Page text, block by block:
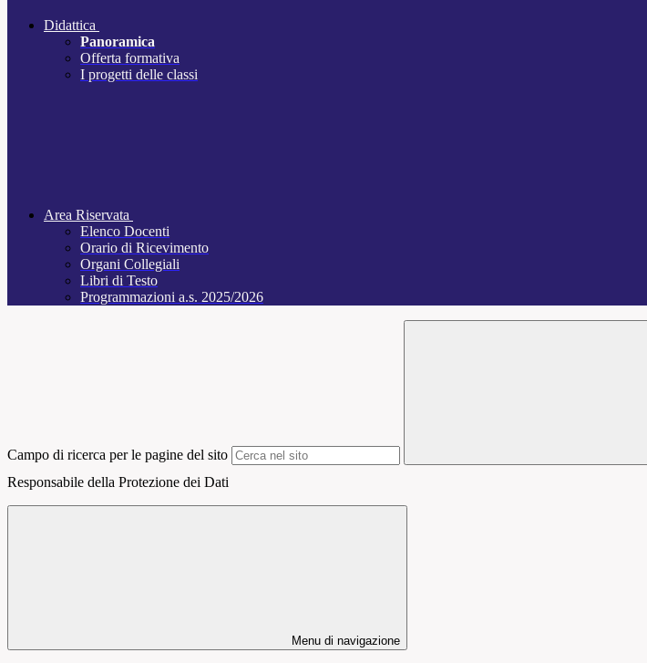
Didattica
Panoramica
Offerta formativa
I progetti delle classi
Area Riservata
Elenco Docenti
Orario di Ricevimento
Organi Collegiali
Libri di Testo
Programmazioni a.s. 2025/2026
Campo di ricerca per le pagine del sito
Responsabile della Protezione dei Dati
Menu di navigazione